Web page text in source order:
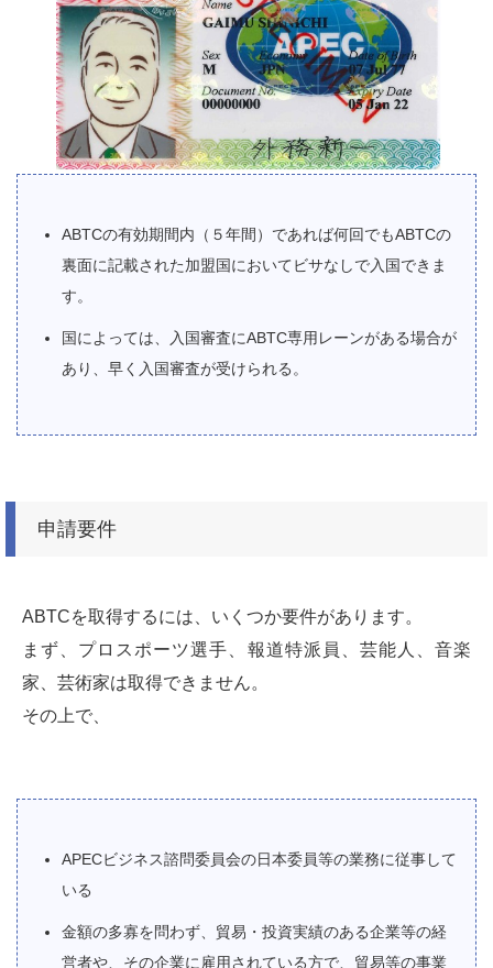
ABTCの有効期間内（５年間）であれば何回でもABTCの
裏面に記載された加盟国においてビサなしで入国できま
す。
国によっては、入国審査にABTC専用レーンがある場合が
あり、早く入国審査が受けられる。
申請要件
ABTCを取得するには、いくつか要件があります。
まず、プロスポーツ選手、報道特派員、芸能人、音楽
家、芸術家は取得できません。
その上で、
APECビジネス諮問委員会の日本委員等の業務に従事して
いる
金額の多寡を問わず、貿易・投資実績のある企業等の経
営者や、その企業に雇用されている方で、貿易等の事業